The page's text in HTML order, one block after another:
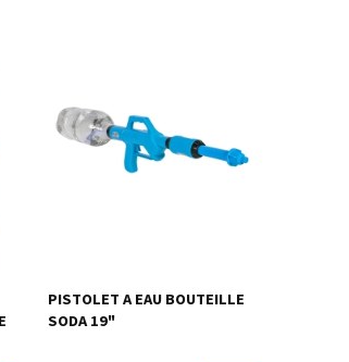
PISTOLET A EAU BOUTEILLE
SODA 19"